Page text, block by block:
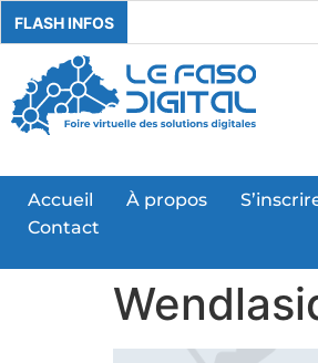
FLASH INFOS
Accueil À propos
Contact